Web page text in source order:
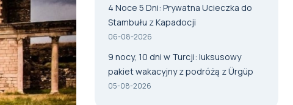
4 Noce 5 Dni: Prywatna Ucieczka do
Stambułu z Kapadocji
06-08-2026
9 nocy, 10 dni w Turcji: luksusowy
pakiet wakacyjny z podróżą z Ürgüp
05-08-2026